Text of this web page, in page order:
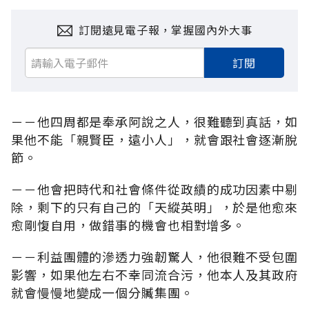
訂閱遠見電子報，掌握國內外大事
訂閱
－－他四周都是奉承阿說之人，很難聽到真話，如
果他不能「親賢臣，遠小人」，就會跟社會逐漸脫
節。
－－他會把時代和社會條件從政績的成功因素中剔
除，剩下的只有自己的「天縱英明」，於是他愈來
愈剛愎自用，做錯事的機會也相對增多。
－－利益團體的滲透力強韌驚人，他很難不受包圍
影響，如果他左右不幸同流合污，他本人及其政府
就會慢慢地變成一個分贓集團。